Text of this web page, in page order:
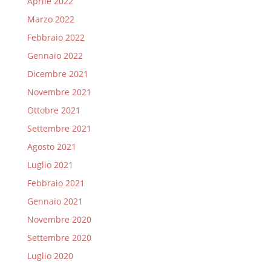
Marzo 2022
Febbraio 2022
Gennaio 2022
Dicembre 2021
Novembre 2021
Ottobre 2021
Settembre 2021
Agosto 2021
Luglio 2021
Febbraio 2021
Gennaio 2021
Novembre 2020
Settembre 2020
Luglio 2020